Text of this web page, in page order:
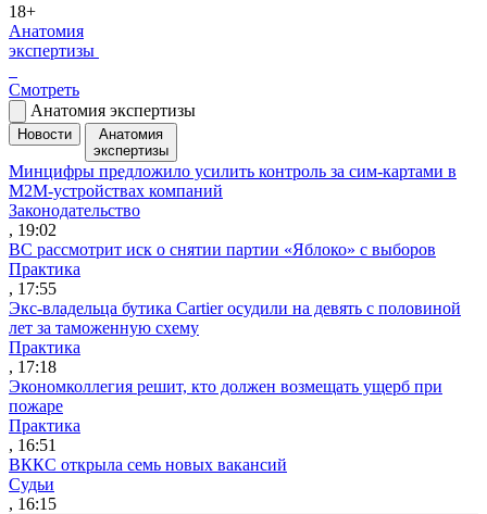
18+
Анатомия
экспертизы
Смотреть
Анатомия экспертизы
Новости
Анатомия
экспертизы
Минцифры предложило усилить контроль за сим-картами в
M2M-устройствах компаний
Законодательство
, 19:02
ВС рассмотрит иск о снятии партии «Яблоко» с выборов
Практика
, 17:55
Экс-владельца бутика Cartier осудили на девять с половиной
лет за таможенную схему
Практика
, 17:18
Экономколлегия решит, кто должен возмещать ущерб при
пожаре
Практика
, 16:51
ВККС открыла семь новых вакансий
Судьи
, 16:15